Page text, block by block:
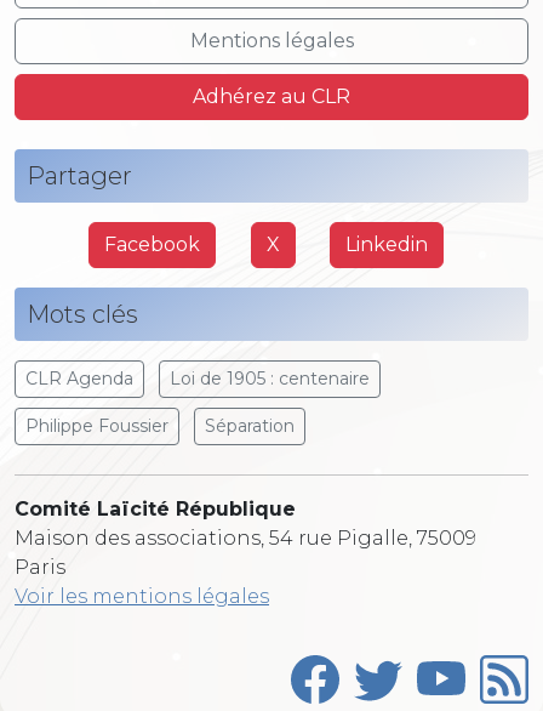
Mentions légales
Adhérez au CLR
Partager
Facebook X Linkedin
Mots clés
CLR Agenda Loi de 1905 : centenaire
Philippe Foussier Séparation
Comité Laïcité République
Maison des associations, 54 rue Pigalle, 75009
Paris
Voir les mentions légales